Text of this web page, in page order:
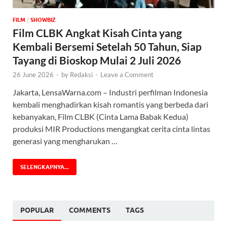
FILM / ‎SHOWBIZ
Film CLBK Angkat Kisah Cinta yang
Kembali Bersemi Setelah 50 Tahun, Siap
Tayang di Bioskop Mulai 2 Juli 2026
26 June 2026 - by Redaksi - Leave a Comment
Jakarta, LensaWarna.com – Industri perfilman Indonesia
kembali menghadirkan kisah romantis yang berbeda dari
kebanyakan, Film CLBK (Cinta Lama Babak Kedua)
produksi MIR Productions mengangkat cerita cinta lintas
generasi yang mengharukan …
SELENGKAPNYA...
POPULAR COMMENTS TAGS